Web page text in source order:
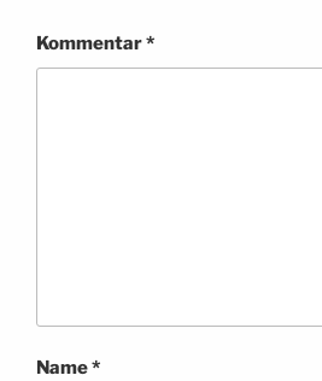
Kommentar*
Name*